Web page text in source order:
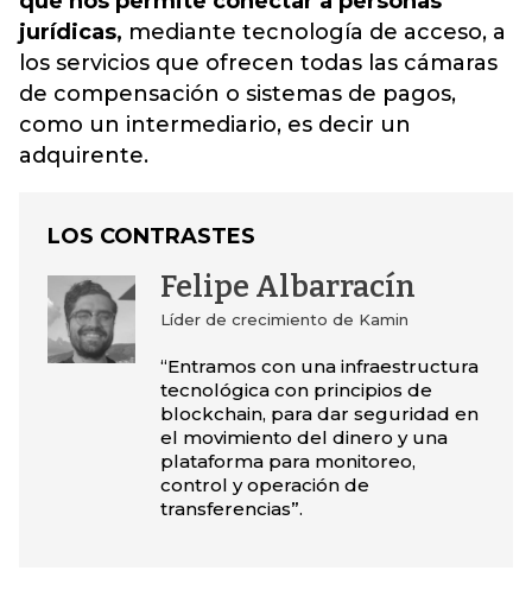
jurídicas, mediante tecnología de acceso, a
los servicios que ofrecen todas las cámaras
de compensación o sistemas de pagos,
como un intermediario, es decir un
adquirente.
LOS CONTRASTES
Felipe Albarracín
Líder de crecimiento de Kamin
“Entramos con una infraestructura
tecnológica con principios de
blockchain, para dar seguridad en
el movimiento del dinero y una
plataforma para monitoreo,
control y operación de
transferencias”.